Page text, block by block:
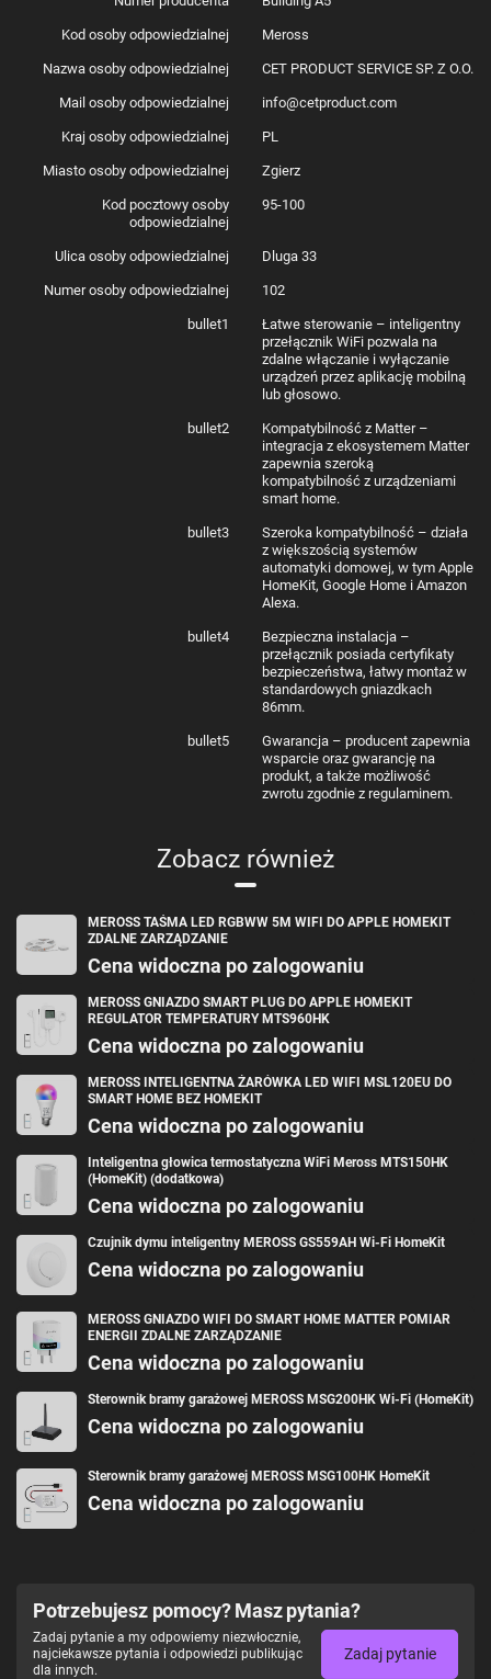
Meross MSS815MA-UN – Styl i
funkcjonalność, które wprowadzą
Twój dom w XXI wiek
Meross MSS815MA-UN to idealne połączenie nowoczesnego designu i
innowacyjnej technologii. Dzięki eleganckiemu, minimalistycznemu
wyglądowi przełącznika, łatwo wkomponujesz go w każde wnętrze.
Niezależnie od tego, czy masz nowoczesny loft, czy klasyczne
mieszkanie, Meross wkomponuje się w Twoje otoczenie. Dzięki obsłudze
Matter, urządzenie jest kompatybilne z wieloma innymi produktami w
Twoim inteligentnym domu, co daje Ci ogromną swobodę w wyborze
urządzeń i tworzeniu harmonijnego systemu zarządzania. Niezawodność i
bezpieczeństwo – Meross to synonim jakości w świecie smart home.
Meross MSS815MA-UN –
Bezpieczeństwo, na którym
możesz polegać
Z Meross MSS815MA-UN Twój dom staje się bezpieczniejszy. Dzięki
kiedy jesteś poza domem, co skutecznie odstrasza potencjalnych
włamywaczy. Co więcej, integracja z systemem alarmowym oraz
powiadomienia o statusie urządzenia dają Ci pełną kontrolę nad tym, co
dzieje się w Twoim domu. Meross MSS815MA-UN to inwestycja w
zminimalizuj ryzyko dzięki inteligentnym rozwiązaniom.
Kod osoby odpowiedzialnej Meross
Nazwa osoby odpowiedzialnej CET PRODUCT SERVICE SP. Z O.O.
Mail osoby odpowiedzialnej info@cetproduct.com
Kraj osoby odpowiedzialnej PL
Miasto osoby odpowiedzialnej Zgierz
Kod pocztowy osoby
odpowiedzialnej
95-100
Ulica osoby odpowiedzialnej Dluga 33
Numer osoby odpowiedzialnej 102
bullet1
Łatwe sterowanie – inteligentny
przełącznik WiFi pozwala na
zdalne włączanie i wyłączanie
urządzeń przez aplikację mobilną
lub głosowo.
bullet2
Kompatybilność z Matter –
integracja z ekosystemem Matter
zapewnia szeroką
kompatybilność z urządzeniami
smart home.
bullet3
Szeroka kompatybilność – działa
z większością systemów
automatyki domowej, w tym Apple
HomeKit, Google Home i Amazon
Alexa.
bullet4
Bezpieczna instalacja –
przełącznik posiada certyfikaty
bezpieczeństwa, łatwy montaż w
standardowych gniazdkach
86mm.
bullet5
Gwarancja – producent zapewnia
wsparcie oraz gwarancję na
produkt, a także możliwość
zwrotu zgodnie z regulaminem.
Zobacz również
MEROSS TAŚMA LED RGBWW 5M WIFI DO APPLE HOMEKIT
ZDALNE ZARZĄDZANIE
Cena widoczna po zalogowaniu
MEROSS GNIAZDO SMART PLUG DO APPLE HOMEKIT
REGULATOR TEMPERATURY MTS960HK
Cena widoczna po zalogowaniu
MEROSS INTELIGENTNA ŻARÓWKA LED WIFI MSL120EU DO
SMART HOME BEZ HOMEKIT
Cena widoczna po zalogowaniu
Inteligentna głowica termostatyczna WiFi Meross MTS150HK
(HomeKit) (dodatkowa)
Cena widoczna po zalogowaniu
Czujnik dymu inteligentny MEROSS GS559AH Wi-Fi HomeKit
Cena widoczna po zalogowaniu
MEROSS GNIAZDO WIFI DO SMART HOME MATTER POMIAR
ENERGII ZDALNE ZARZĄDZANIE
Cena widoczna po zalogowaniu
Sterownik bramy garażowej MEROSS MSG200HK Wi-Fi (HomeKit)
Cena widoczna po zalogowaniu
Sterownik bramy garażowej MEROSS MSG100HK HomeKit
Cena widoczna po zalogowaniu
Potrzebujesz pomocy? Masz pytania?
Zadaj pytanie a my odpowiemy niezwłocznie,
najciekawsze pytania i odpowiedzi publikując
dla innych.
Zadaj pytanie